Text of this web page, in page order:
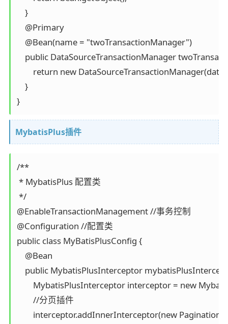
    }
    @Primary
    @Bean(name = "twoTransactionManager")
public DataSourceTransactionManager
return new
    }
}
MybatisPlus插件
/**
* MybatisPlus 配置类
*/
@EnableTransactionManagement //事务控制
@Configuration //配置类
public class MyBatisPlusConfig {
    @Bean
public MybatisPlusInterceptor
MybatisPlusInterceptor interceptor = new
        //分页插件
interceptor.addInnerInterceptor(new